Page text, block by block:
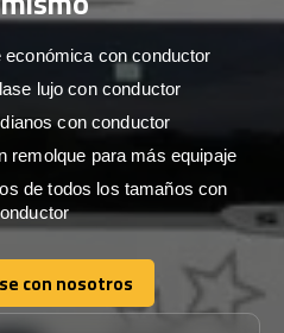
con conductor
lujo con conductor
con conductor
remolque para más equipaje
de todos los tamaños con
con nosotros
con nosotros